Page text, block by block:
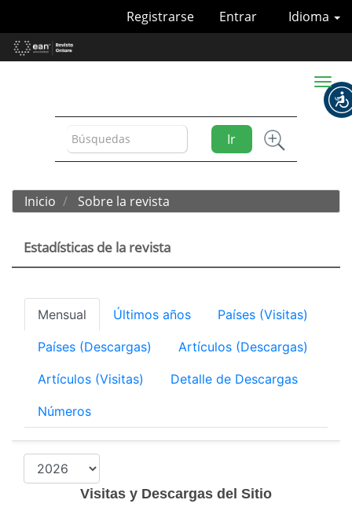
Contenido
principal
Idioma
Registrarse Entrar
Ir
Toggle
Inicio Sobre la revista
Estadísticas de la revista